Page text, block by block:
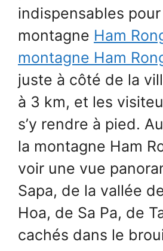
indispensables pour
montagne Ham
montagne Ham
juste à côté de la
à 3 km, et les
s’y rendre à pied.
la montagne Ham
voir une vue
Sapa, de la vallée
Hoa, de Sa Pa, de
cachés dans le